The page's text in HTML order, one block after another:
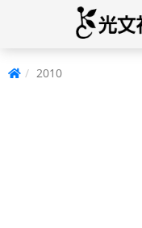
2010